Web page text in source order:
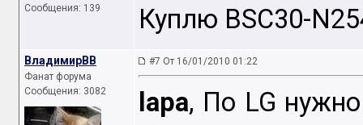
Сообщения: 139
Куплю BSC30-
ВладимирВВ
Фанат форума
Сообщения: 3082
#7 От 16/01/2010 01:22
lapa, По LG